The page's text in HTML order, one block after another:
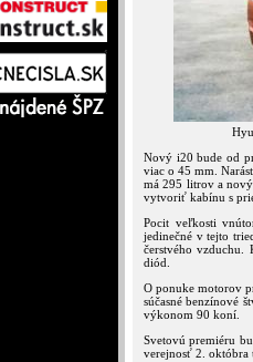
Nový i20 bude od
viac o 45 mm.
má 295 litrov a
vytvoriť kabínu s
Pocit veľkosti
jedinečné v tejto
čerstvého vzduchu.
diód.
O ponuke motorov
súčasné benzínové
výkonom 90 koní.
Svetovú premiéru
verejnosť 2. októbra